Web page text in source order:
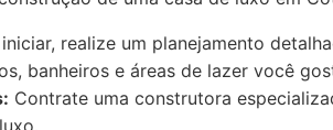
realize um planejamento
banheiros e áreas de lazer você
Contrate uma construtora